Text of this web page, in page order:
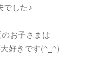
でした♪
お子さまは
好きです(^_^)